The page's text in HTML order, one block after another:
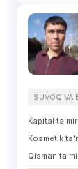
SUVOQ VA
Kapital
Kosmetik
Qisman